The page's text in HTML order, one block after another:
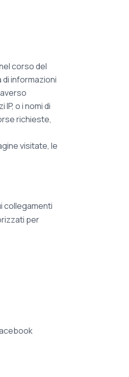
corso del
informazioni
o i nomi di
richieste,
visitate, le
collegamenti
per